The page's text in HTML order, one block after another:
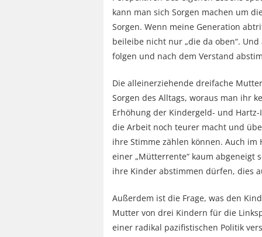
kann man sich Sorgen machen um
Sorgen. Wenn meine Generation
beileibe nicht nur „die da oben“.
folgen und nach dem Verstand
Die alleinerziehende dreifache
Sorgen des Alltags, woraus man ihr
Erhöhung der Kindergeld- und
die Arbeit noch teurer macht und
ihre Stimme zählen können. Auch
einer „Mütterrente“ kaum abgeneigt
ihre Kinder abstimmen dürfen, dies
Außerdem ist die Frage, was den
Mutter von drei Kindern für die
einer radikal pazifistischen Politik